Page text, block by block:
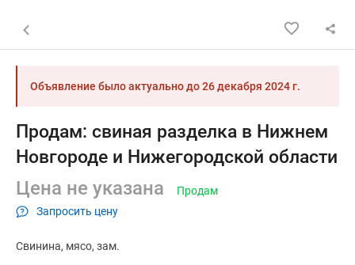
Назад к списку объявлений
Объявление было актуально до26 декабря 2024 г.
Продам: свиная разделка в Нижнем
Новгороде и Нижегородской области
Цена не указана
Запросить цену
Продам
Свинина мясо зам.